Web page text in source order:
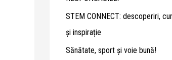
STEM CONNECT: descoperiri,
și inspirație
Sănătate, sport și voie bună!